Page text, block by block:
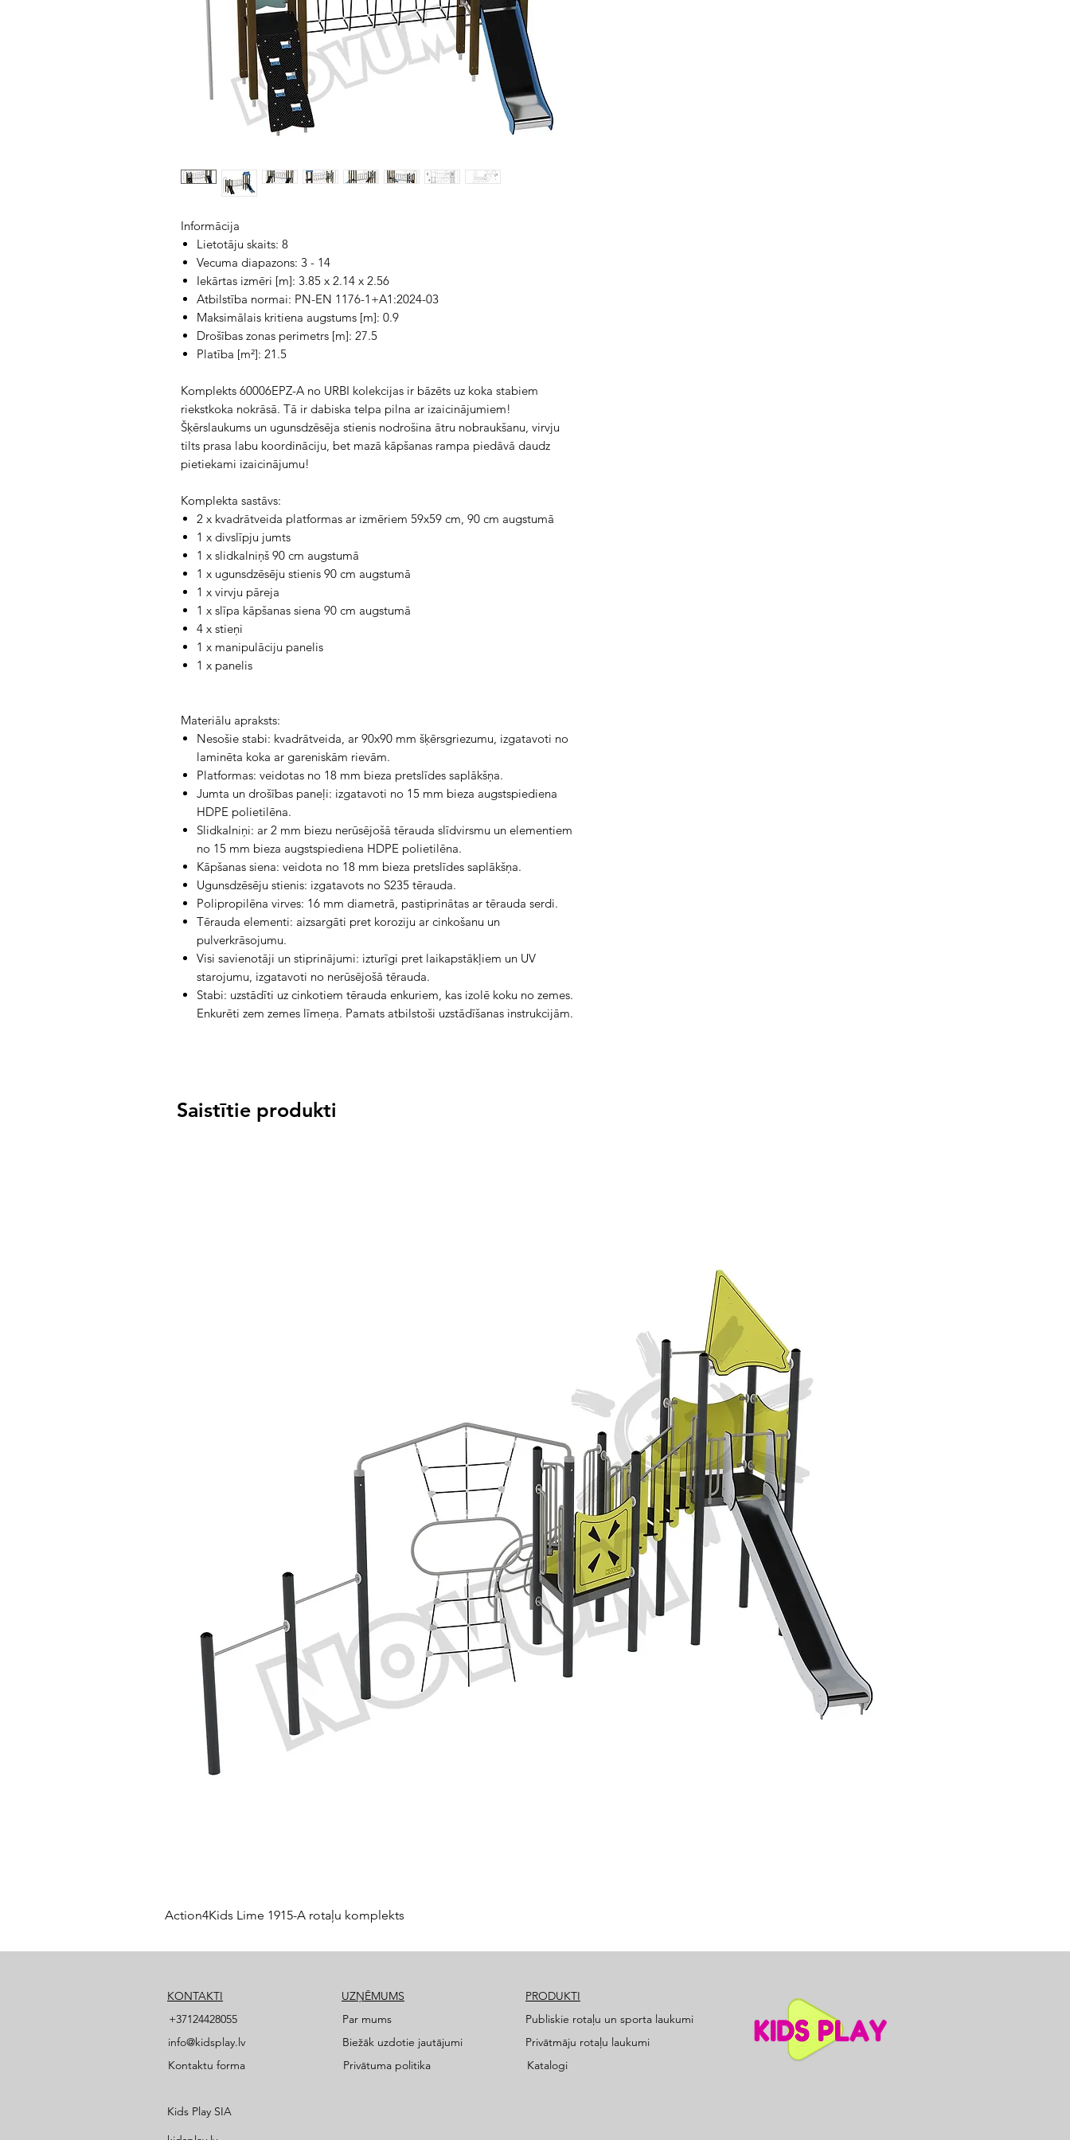
Informācija
Lietotāju skaits: 8
Vecuma diapazons: 3 - 14
Iekārtas izmēri [m]: 3.85 x 2.14 x 2.56
Atbilstība normai: PN-EN 1176-1+A1:2024-03
Maksimālais kritiena augstums [m]: 0.9
Drošības zonas perimetrs [m]: 27.5
Platība [m²]: 21.5
Komplekts 60006EPZ-A no URBI kolekcijas ir bāzēts uz koka stabiem
riekstkoka nokrāsā. Tā ir dabiska telpa pilna ar izaicinājumiem!
Šķērslaukums un ugunsdzēsēja stienis nodrošina ātru nobraukšanu, virvju
tilts prasa labu koordināciju, bet mazā kāpšanas rampa piedāvā daudz
pietiekami izaicinājumu!
Komplekta sastāvs:
2 x kvadrātveida platformas ar izmēriem 59x59 cm, 90 cm augstumā
1 x divslīpju jumts
1 x slidkalniņš 90 cm augstumā
1 x ugunsdzēsēju stienis 90 cm augstumā
1 x virvju pāreja
1 x slīpa kāpšanas siena 90 cm augstumā
4 x stieņi
1 x manipulāciju panelis
1 x panelis
Materiālu apraksts:
Nesošie stabi: kvadrātveida, ar 90x90 mm šķērsgriezumu, izgatavoti no
laminēta koka ar gareniskām rievām.
Platformas: veidotas no 18 mm bieza pretslīdes saplākšņa.
Jumta un drošības paneļi: izgatavoti no 15 mm bieza augstspiediena
HDPE polietilēna.
Slidkalniņi: ar 2 mm biezu nerūsējošā tērauda slīdvirsmu un elementiem
no 15 mm bieza augstspiediena HDPE polietilēna.
Kāpšanas siena: veidota no 18 mm bieza pretslīdes saplākšņa.
Ugunsdzēsēju stienis: izgatavots no S235 tērauda.
Polipropilēna virves: 16 mm diametrā, pastiprinātas ar tērauda serdi.
Tērauda elementi: aizsargāti pret koroziju ar cinkošanu un
pulverkrāsojumu.
Visi savienotāji un stiprinājumi: izturīgi pret laikapstākļiem un UV
starojumu, izgatavoti no nerūsējošā tērauda.
Stabi: uzstādīti uz cinkotiem tērauda enkuriem, kas izolē koku no zemes.
Enkurēti zem zemes līmeņa. Pamats atbilstoši uzstādīšanas instrukcijām.
Saistītie produkti
Action4Kids Lime 1915-A rotaļu komplekts
KONTAKTI
+37124428055
info@kidsplay.lv
Kontaktu forma
UZŅĒMUMS
Par mums
Biežāk uzdotie jautājumi
Privātuma politika
PRODUKTI
Publiskie rotaļu un sporta laukumi
Privātmāju rotaļu laukumi
Katalogi
Kids Play SIA